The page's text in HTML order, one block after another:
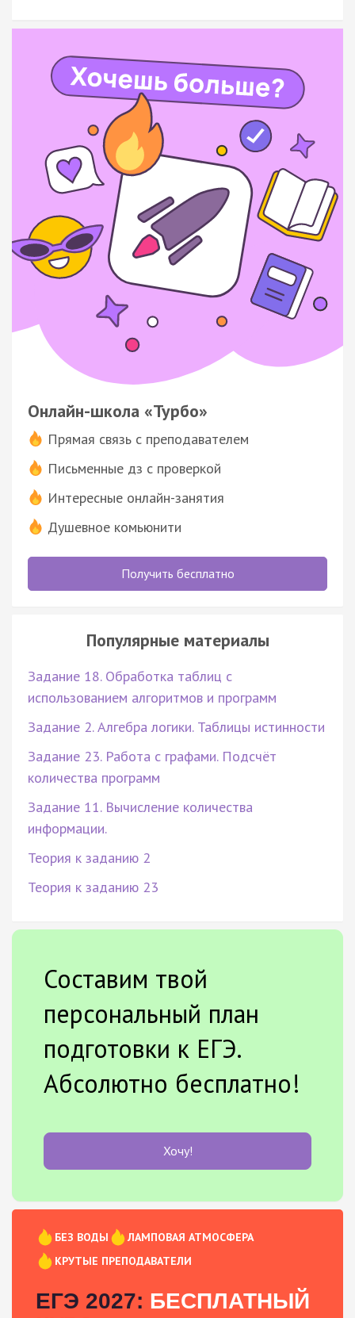
Онлайн-школа «Турбо»
Прямая связь с преподавателем
Письменные дз с проверкой
Интересные онлайн-занятия
Душевное комьюнити
Получить бесплатно
Популярные материалы
Задание 18. Обработка таблиц с
использованием алгоритмов и программ
Задание 2. Алгебра логики. Таблицы истинности
Задание 23. Работа с графами. Подсчёт
количества программ
Задание 11. Вычисление количества
информации.
Теория к заданию 2
Теория к заданию 23
Составим твой
персональный план
подготовки к ЕГЭ.
Абсолютно бесплатно!
Хочу!
БЕЗ ВОДЫ
ЛАМПОВАЯ АТМОСФЕРА
КРУТЫЕ ПРЕПОДАВАТЕЛИ
ЕГЭ 2027: БЕСПЛАТНЫЙ